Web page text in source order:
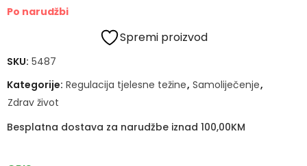
Po narudžbi
Spremi proizvod
SKU: 5487
Kategorije: Regulacija tjelesne težine, Samoliječenje,
Zdrav život
Besplatna dostava za narudžbe iznad 100,00KM